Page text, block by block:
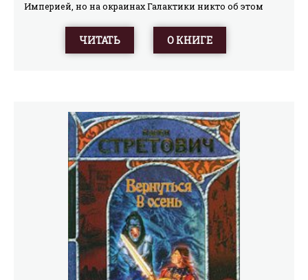
Империей, но на окраинах Галактики никто об этом
бывший имперский офицер и контрабандист Хэн Соло
вместе со своим другом вуки Чубаккой мечтают лишь
Корпоративного Сектора Автаркия. И вот уже Хэну
пришлось возглавить небольшой отряд борцов за
свободу, преследующий благородную цель...
ЧИТАТЬ О КНИГЕ